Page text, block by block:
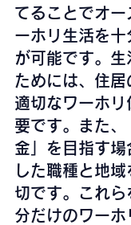
てることでオー
ーホリ生活を十
が可能です。
ためには、住居
適切なワーホ
要です。また
金」を目指す
した職種と地
切です。これら
分だけのワーホ